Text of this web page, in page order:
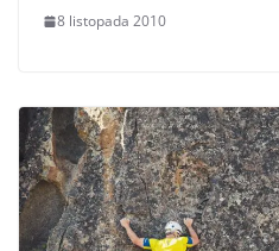
8 listopada 2010